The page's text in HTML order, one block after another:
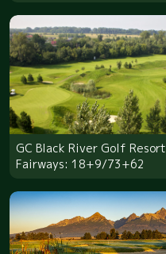
GC Black River Golf Resort
Fairways: 18+9/73+62